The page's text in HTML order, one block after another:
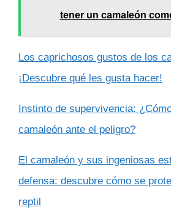
tener un camaleón
Los caprichosos gustos de los
¡Descubre qué les gusta hacer!
Instinto de supervivencia:
camaleón ante el peligro?
El camaleón y sus ingeniosas
defensa: descubre cómo se
reptil